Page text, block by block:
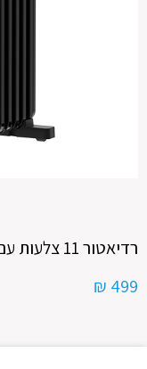
רדיאטור 11 צלעות עם מפזר חום PTC דגם NY2311-22HF
499 ₪